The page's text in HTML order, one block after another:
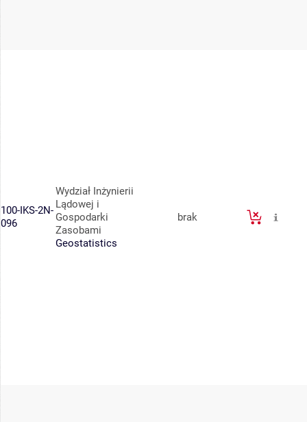
100-IKS-2N-
096
Wydział Inżynierii
Lądowej i
Gospodarki
Zasobami
Geostatistics
brak